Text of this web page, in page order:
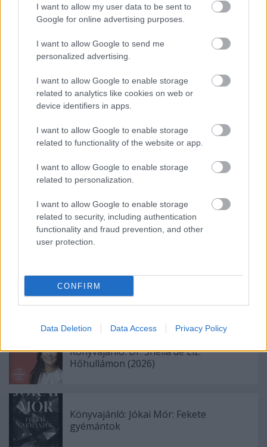
I want to allow my user data to be sent to
Google for online advertising purposes.
I want to allow Google to send me
personalized advertising.
I want to allow Google to enable storage
related to analytics like cookies on web or
device identifiers in apps.
I want to allow Google to enable storage
related to functionality of the website or app.
I want to allow Google to enable storage
related to personalization.
I want to allow Google to enable storage
related to security, including authentication
functionality and fraud prevention, and other
user protection.
CONFIRM
Data Deletion Data Access Privacy Policy
7,5/10
A jel teljes adatlapja a Magyar Film Adatbázis
(Mafab) oldalán
Címkék:horror sci-fi vígjáték filmkritikák posztapok
Könyvajánló: Markovics Botond:
Bionauták (2026)
Könyvajánló: Gombos Tamás: Halkaland
(2026)
Könyvajánló: Dr. Sheila de Liz:
Hőhullámon (2026)
Könyvajánló: Jókai Mór: Fekete
gyémántok